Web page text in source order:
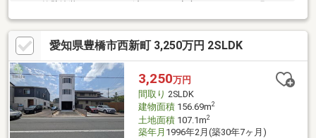
空間でご家族がゆったりと過ごすことができます！●独立した和
室は２世帯をお考えの方にもオススメです！●南面バルコニーで
お洗濯ものも良く乾きます。●シロアリ点検済みで安心です！
【周辺環境】■小、中学校まで徒歩約11分圏内にあり通学も安心
で、子育てに便利な住環境です。■国道1号線にアクセス良くお車
での移動も便利です。お気軽にお問合わせください！
愛知県豊橋市西新町 3,250万円 2SLDK
3,250万円
間取り 2SLDK
建物面積156.69m2
土地面積107.1m2
築年月 1996年2月(築30年7ヶ月)